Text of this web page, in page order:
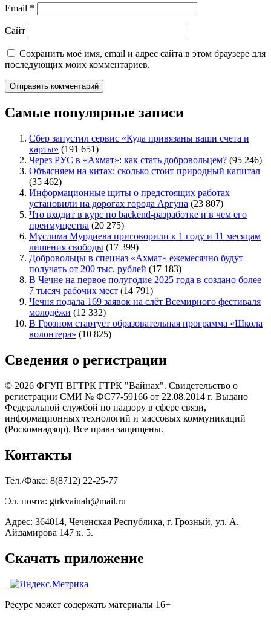
Email *
Сайт
Сохранить моё имя, email и адрес сайта в этом браузере для
последующих моих комментариев.
Самые популярные записи
Сбер запустил сервис «Куда привязаны ваши счета и
карты» (191 651)
Через РУС в «Ахмат»: как стать добровольцем? (95 246)
Объясняем на китах: сколько стоит природный капитал
(35 462)
Информационные щиты о предстоящих работах
установили на дорогах города Аргуна (23 807)
Что входит в курс по backend-разработке и в чем его
преимущества (20 275)
Муслима Мурдиева приговорили к 1 году и 11 месяцам
лишения свободы (17 399)
Добровольцы в спецназ «Ахмат» ежемесячно будут
получать от 200 тыс. рублей (17 183)
В Чечне на первое полугодие 2025 года в создано более
7 тысяч рабочих мест (14 791)
Чечня подала 169 заявок на слёт Всемирного фестиваля
молодёжи (12 332)
В Грозном стартует образовательная программа «Школа
волонтера» (10 825)
Сведения о регистрации
© 2026 ФГУП ВГТРК ГТРК "Вайнах". Свидетельство о
регистрации СМИ № ФС77-59166 от 22.08.2014 г. Выдано
Федеральной службой по надзору в сфере связи,
информационных технологий и массовых коммуникаций
(Роскомнадзор). Все права защищены.
Контакты
Тел./Факс: 8(8712) 22-25-77
Эл. почта: gtrkvainah@mail.ru
Адрес: 364014, Чеченская Республика, г. Грозный, ул. А.
Айдамирова 147 к. 5.
Скачать приложение
Ресурс может содержать материалы 16+